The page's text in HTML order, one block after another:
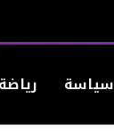
سياسة رياضة